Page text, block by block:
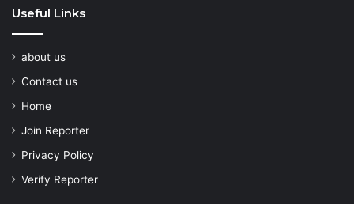
Useful Links
about us
Contact us
Home
Join Reporter
Privacy Policy
Verify Reporter